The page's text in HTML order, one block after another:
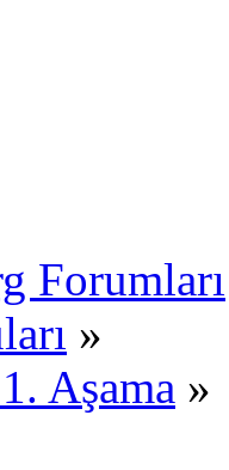
Forumları
»
Aşama »